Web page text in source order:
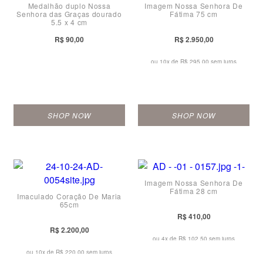
Medalhão duplo Nossa
Senhora das Graças dourado
5,5 x 4 cm
R$ 90,00
SHOP NOW
Imagem Nossa Senhora De
Fátima 75 cm
R$ 2.950,00
ou 10x de R$ 295,00 sem juros
SHOP NOW
Imaculado Coração De Maria
65cm
R$ 2.200,00
ou 10x de R$ 220,00 sem juros
Imagem Nossa Senhora De
Fátima 28 cm
R$ 410,00
ou 4x de R$ 102,50 sem juros